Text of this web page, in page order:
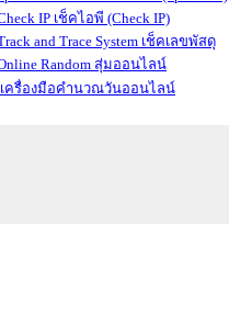
เช็คไอพี (Check IP)
เช็คเลขพัสดุ
สุ่มออนไลน์
เครื่องมือคำนวณวันออนไลน์